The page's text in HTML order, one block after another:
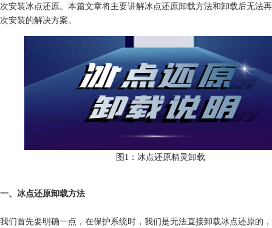
次安装冰点还原。本篇文章将主要讲解冰点还原卸载方法和卸载后无法再
次安装的解决方案。
图1：冰点还原精灵卸载
一、冰点还原卸载方法
我们首先要明确一点，在保护系统时，我们是无法直接卸载冰点还原的，